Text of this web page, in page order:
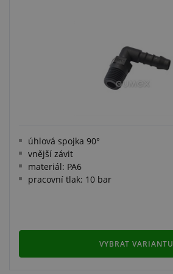
úhlová spojka 90°
vnější závit
materiál: PA6
pracovní tlak: 10 bar
VYBRAT VARIANTU